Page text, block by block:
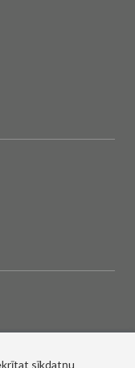
sīkdatņu